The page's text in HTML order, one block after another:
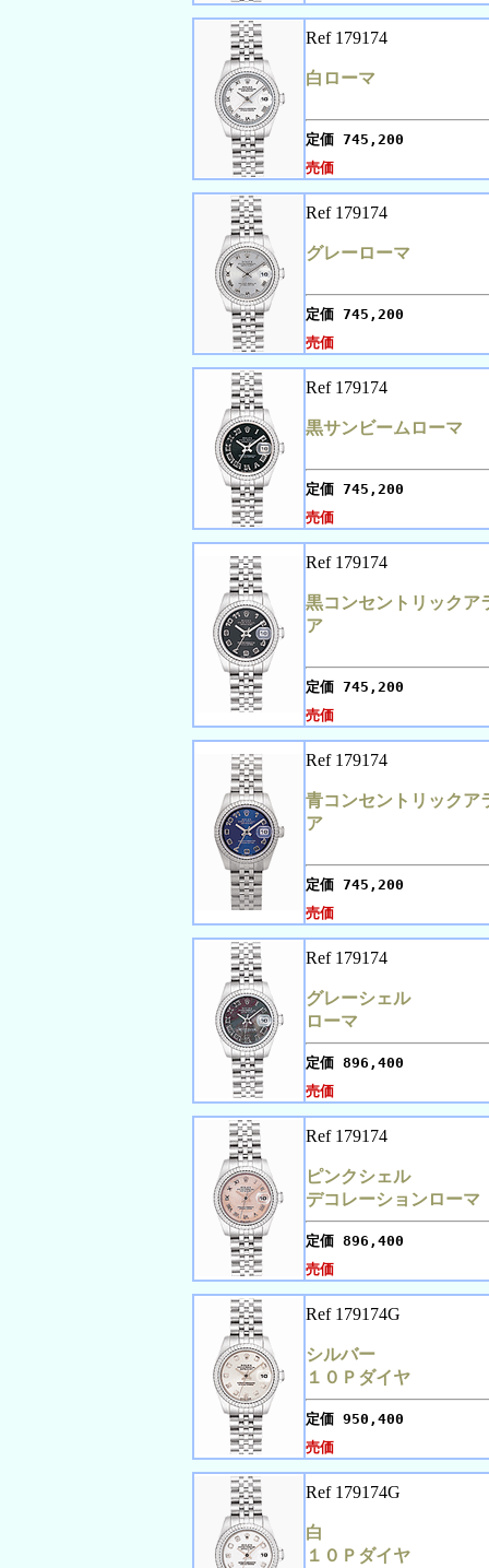
Ref 179174
白ローマ
定価 745,200
売価
Ref 179174
グレーローマ
定価 745,200
売価
Ref 179174
黒サンビームローマ
定価 745,200
売価
Ref 179174
黒コンセントリックア
ア
定価 745,200
売価
Ref 179174
青コンセントリックア
ア
定価 745,200
売価
Ref 179174
グレーシェル
ローマ
定価 896,400
売価
Ref 179174
ピンクシェル
デコレーションローマ
定価 896,400
売価
Ref 179174G
シルバー
１０Ｐダイヤ
定価 950,400
売価
Ref 179174G
白
１０Ｐダイヤ